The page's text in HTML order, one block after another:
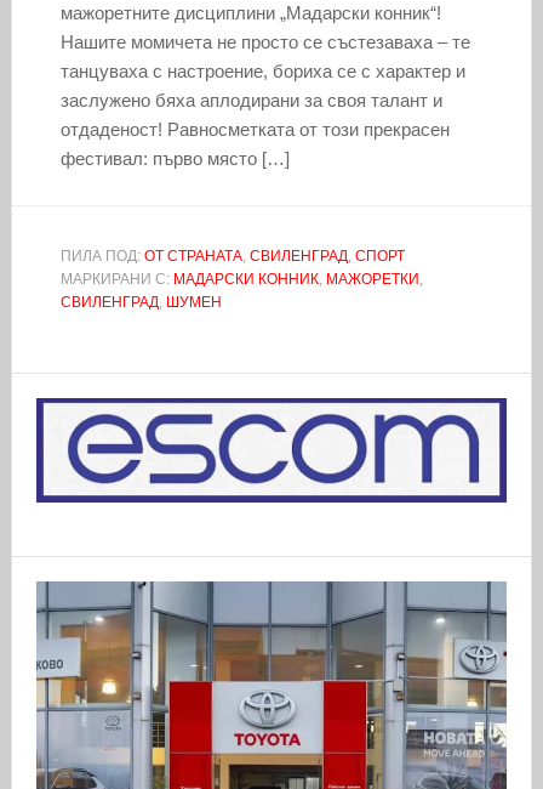
мажоретните дисциплини „Мадарски конник“!
Нашите момичета не просто се състезаваха – те
танцуваха с настроение, бориха се с характер и
заслужено бяха аплодирани за своя талант и
отдаденост! Равносметката от този прекрасен
фестивал: първо място […]
ПИЛА ПОД: ОТ СТРАНАТА, СВИЛЕНГРАД, СПОРТ
МАРКИРАНИ С: МАДАРСКИ КОННИК, МАЖОРЕТКИ ,
СВИЛЕНГРАД, ШУМЕН